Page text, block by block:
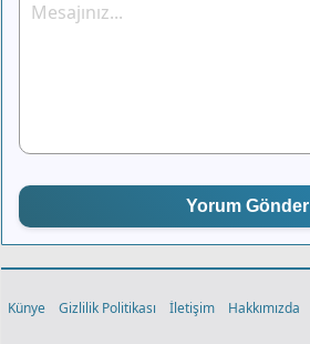
Yorum Gönder
Künye Gizlilik Politikası İletişim Hakkımızda